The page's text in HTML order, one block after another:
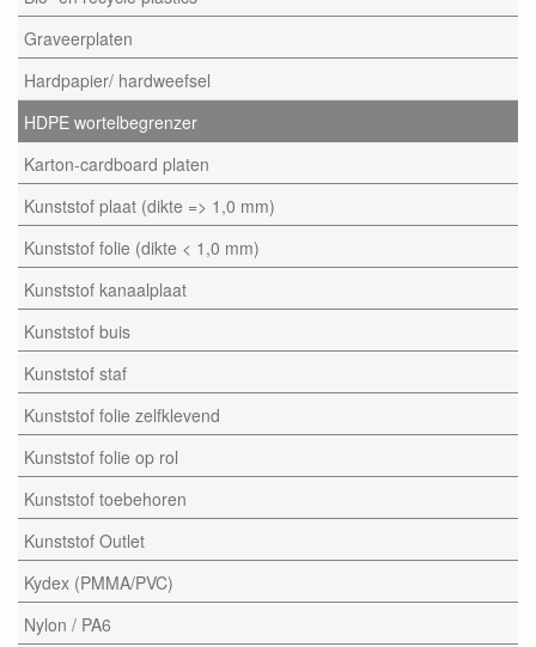
Graveerplaten
Hardpapier/ hardweefsel
HDPE wortelbegrenzer
Karton-cardboard platen
Kunststof plaat (dikte => 1,0 mm)
Kunststof folie (dikte < 1,0 mm)
Kunststof kanaalplaat
Kunststof buis
Kunststof staf
Kunststof folie zelfklevend
Kunststof folie op rol
Kunststof toebehoren
Kunststof Outlet
Kydex (PMMA/PVC)
Nylon / PA6